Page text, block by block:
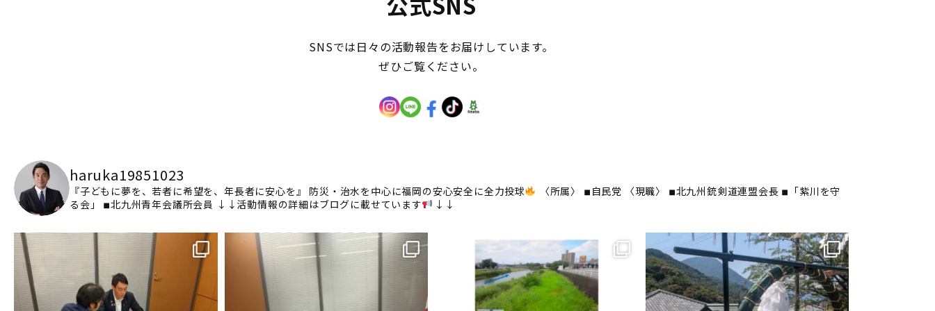
SNSでは日々の活動報告をお届けしています。
ぜひご覧ください。
haruka19851023
『子どもに夢を、若者に希望を、年長者に安心を』 防災・治水を中心に福岡の安心安全に全力投球 〈所属〉 ◾︎自民党 〈現職〉 ◾︎北九州銃剣道連盟会長 ◾︎「紫川を守
る会」
◾︎北九州青年会議所会員 ↓↓活動情報の詳細はブログに載せています ↓↓